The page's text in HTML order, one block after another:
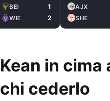
BEI 1
WIE 2
AJX
SHE
Kean in
chi cederlo